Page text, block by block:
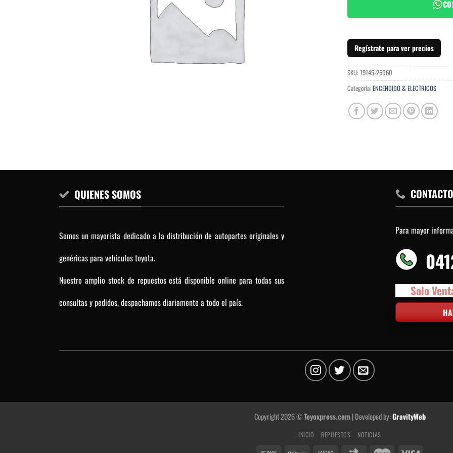
Regístrate para ver precios
SKU: 19145-26060
Categoría: ENCENDIDO & ELECTRICOS
QUIENES SOMOS
Somos un mayorista dedicado a la distribución de autopartes originales y
genéricas para vehículos toyota.
Nuestro amplio stock de repuestos está disponible online para todas sus
consultas y pedidos, despachamos diariamente a todo el país.
CONTACTO
Para mayor
Solo
Copyright 2026 ©Toyoxpress.com | Developed by:GravityWeb
INICIO REPUESTOS NOTICIAS